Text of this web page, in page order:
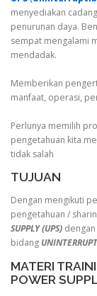
menyediakan
penurunan daya.
sempat mengalami
mendadak.
Memberikan
manfaat, operasi,
Perlunya memilih
pengetahuan kita
tidak salah
TUJUAN
Dengan mengikuti
pengetahuan /
SUPPLY (UPS)
bidang
MATERI
POWER